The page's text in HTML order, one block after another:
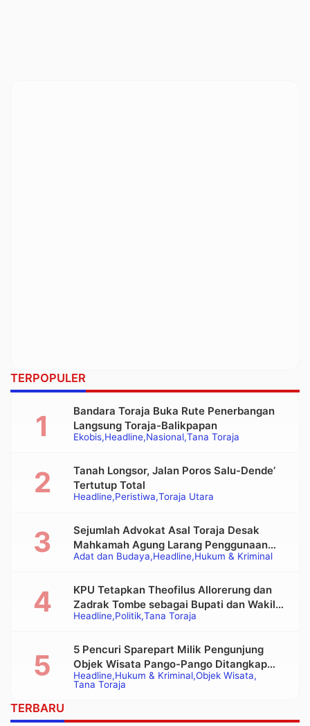
TERPOPULER
Ekobis Headline Nasional Tana Toraja
Bandara Toraja Buka Rute Penerbangan
Langsung Toraja-Balikpapan
Headline Peristiwa Toraja Utara
Tanah Longsor, Jalan Poros Salu-Dende’
Tertutup Total
Adat dan Budaya Headline Hukum & Kriminal
Sejumlah Advokat Asal Toraja Desak
Mahkamah Agung Larang Penggunaan
Alat Berat pada Eksekusi Rumah Adat
Headline Politik Tana Toraja
KPU Tetapkan Theofilus Allorerung dan
Zadrak Tombe sebagai Bupati dan Wakil
Bupati Tana Toraja Terpilih
Headline Hukum & Kriminal Objek Wisata
Tana Toraja
5 Pencuri Sparepart Milik Pengunjung
Objek Wisata Pango-Pango Ditangkap
Polisi
TERBARU